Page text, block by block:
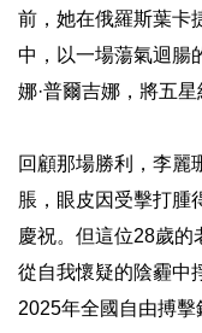
前，她在俄羅斯葉卡
中，以一場蕩氣迴腸
娜·普爾吉娜，將五
回顧那場勝利，李麗
脹，眼皮因受擊打腫
慶祝。但這位28歲的
從自我懷疑的陰霾中
2025年全國自由搏